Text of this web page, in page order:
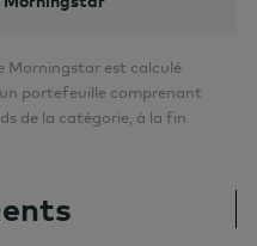
Morningstar est calculé
portefeuille comprenant
de la catégorie, à la fin